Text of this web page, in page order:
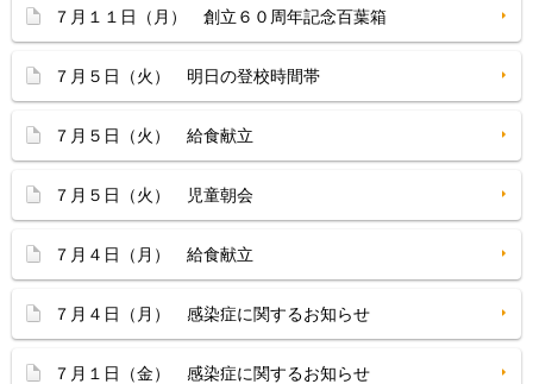
７月１１日（月） 創立６０周年記念百葉箱
７月５日（火） 明日の登校時間帯
７月５日（火） 給食献立
７月５日（火） 児童朝会
７月４日（月） 給食献立
７月４日（月） 感染症に関するお知らせ
７月１日（金） 感染症に関するお知らせ